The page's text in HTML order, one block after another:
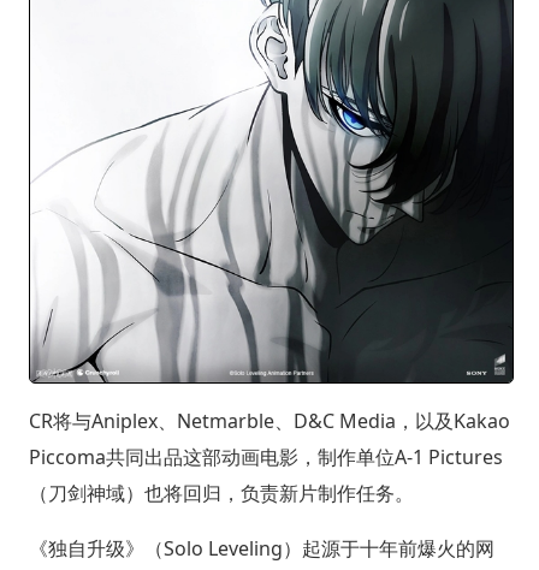
CR将与Aniplex、Netmarble、D&C Media，以及Kakao
Piccoma共同出品这部动画电影，制作单位A-1 Pictures
（刀剑神域）也将回归，负责新片制作任务。
《独自升级》（Solo Leveling）起源于十年前爆火的网